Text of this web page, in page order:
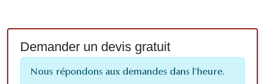
Demander un devis gratuit
Nous répondons aux demandes dans l'heure.